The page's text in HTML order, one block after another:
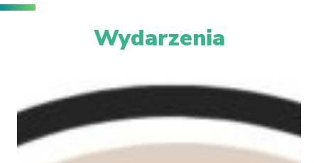
Wydarzenia